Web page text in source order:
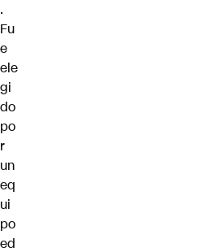
.
Fu
e
ele
gi
do
po
r
un
eq
ui
po
ed